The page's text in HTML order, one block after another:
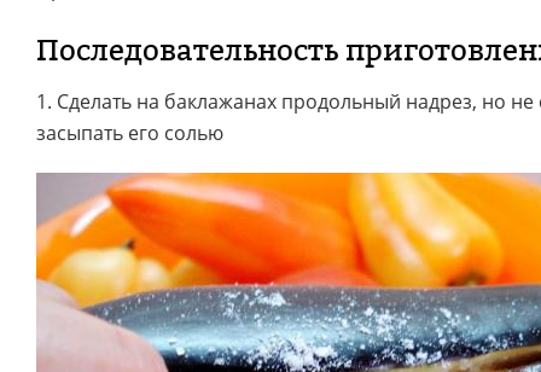
Последовательность
1. Сделать на баклажанах продольный надрез, но
засыпать его солью